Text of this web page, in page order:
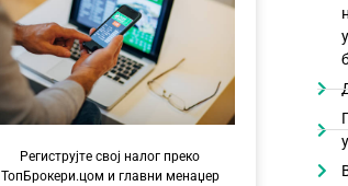
Региструјте свој налог преко
ТопБрокери.цом и главни менаџер